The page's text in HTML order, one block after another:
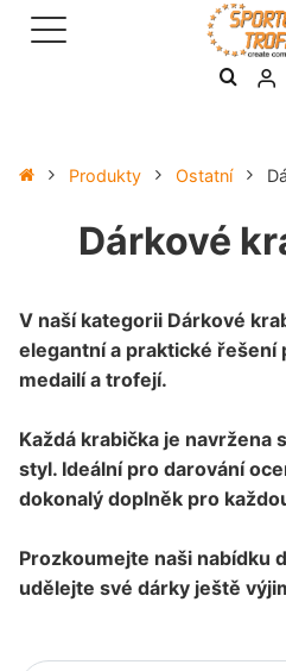
Produkty Ostatní
Dárkové
V naší kategorii Dárkové
elegantní a praktické řešení
medailí a trofejí.
Každá krabička je navržena
styl. Ideální pro darování
dokonalý doplněk pro
Prozkoumejte naši nabídku
udělejte své dárky ještě